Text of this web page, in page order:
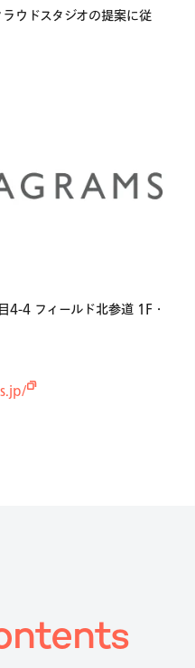
ウドスタジオの提案に従
4-4 フィールド北参道 1F・
ntents